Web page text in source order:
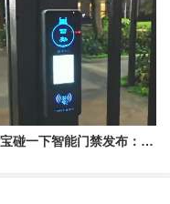
支付宝碰一下智能门禁发布：可互动、会说话、能发红包